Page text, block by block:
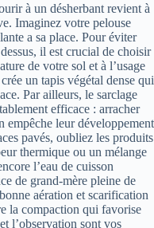
à un désherbant revient à
Imaginez votre pelouse
a sa place. Pour éviter
il est crucial de choisir
de votre sol et à l’usage
un tapis végétal dense qui
Par ailleurs, le sarclage
efficace : arracher
empêche leur développement
pavés, oubliez les produits
thermique ou un mélange
l’eau de cuisson
de grand-mère pleine de
aération et scarification
la compaction qui favorise
l’observation sont vos